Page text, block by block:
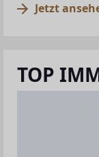
Jetzt
TOP